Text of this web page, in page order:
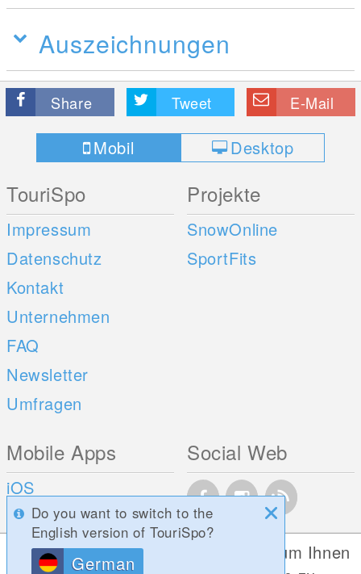
Auszeichnungen
Share Tweet E-Mail
Mobil Desktop
TouriSpo
Impressum
Datenschutz
Kontakt
Unternehmen
FAQ
Newsletter
Umfragen
Projekte
SnowOnline
SportFits
Mobile Apps
iOS
Android
Social Web
Do you want to switch to the
English version of TouriSpo?
German
Diese Website verwendet Cookies, um Ihnen